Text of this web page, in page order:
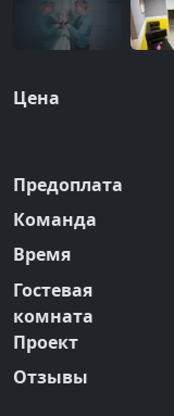
Цена
Предоплата
Команда
Время
Гостевая
комната
Проект
Отзывы